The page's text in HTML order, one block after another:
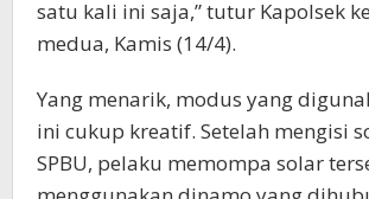
satu kali ini saja,” tutur Kapolsek
medua, Kamis (14/4).
Yang menarik, modus yang
ini cukup kreatif. Setelah mengisi
SPBU, pelaku memompa solar